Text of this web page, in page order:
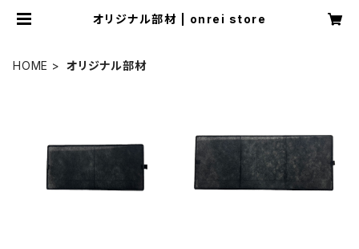
オリジナル部材 | onrei store
HOME オリジナル部材